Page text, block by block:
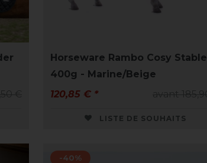
Horseware Rambo Cosy Stable
400g - Marine/Beige
120,85 € *
LISTE DE SOUHAITS
-40%